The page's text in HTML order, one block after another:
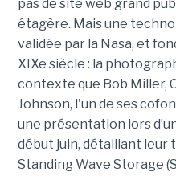
pas de site web grand
étagère. Mais une
validée par la Nasa, et
XIXe siècle : la
contexte que Bob Miller,
Johnson, l'un de ses
une présentation lors
début juin, détaillant leur
Standing Wave Storage